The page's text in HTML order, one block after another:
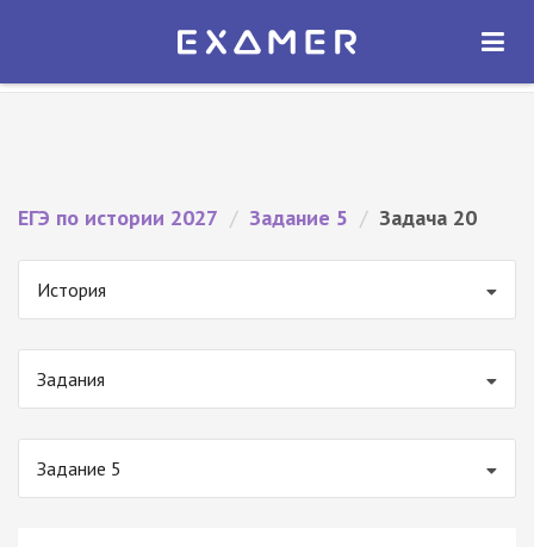
Экзамер — ЕГЭ 2027
ОТКРЫТЬ
ЕГЭ по истории 2027 / Задание 5 / Задача 20
История
Задания
Задание 5